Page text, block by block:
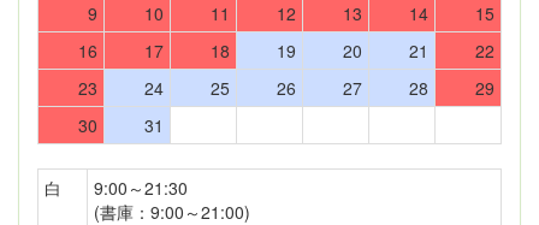
9
10 11 12 13 14
15
16
17 18 19 20 21
22
23
24 25 26 27 28
29
30
31
白
9:00～21:30
(書庫：9:00～21:00)